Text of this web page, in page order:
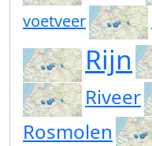
voetveer
Rijn
Riveer
Rosmolen